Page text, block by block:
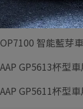
智能藍芽
GP5613杯型
GP5611杯型